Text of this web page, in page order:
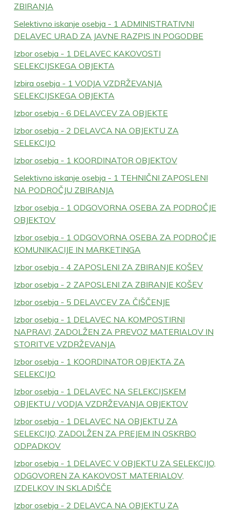
ZBIRANJA
Selektivno iskanje osebja - 1 ADMINISTRATIVNI
DELAVEC URAD ZA JAVNE RAZPIS IN POGODBE
Izbor osebja - 1 DELAVEC KAKOVOSTI
SELEKCIJSKEGA OBJEKTA
Izbira osebja - 1 VODJA VZDRŽEVANJA
SELEKCIJSKEGA OBJEKTA
Izbor osebja - 6 DELAVCEV ZA OBJEKTE
Izbor osebja - 2 DELAVCA NA OBJEKTU ZA
SELEKCIJO
Izbor osebja - 1 KOORDINATOR OBJEKTOV
Selektivno iskanje osebja - 1 TEHNIČNI ZAPOSLENI
NA PODROČJU ZBIRANJA
Izbor osebja - 1 ODGOVORNA OSEBA ZA PODROČJE
OBJEKTOV
Izbor osebja - 1 ODGOVORNA OSEBA ZA PODROČJE
KOMUNIKACIJE IN MARKETINGA
Izbor osebja - 4 ZAPOSLENI ZA ZBIRANJE KOŠEV
Izbor osebja - 2 ZAPOSLENI ZA ZBIRANJE KOŠEV
Izbor osebja - 5 DELAVCEV ZA ČIŠČENJE
Izbor osebja - 1 DELAVEC NA KOMPOSTIRNI
NAPRAVI, ZADOLŽEN ZA PREVOZ MATERIALOV IN
STORITVE VZDRŽEVANJA
Izbor osebja - 1 KOORDINATOR OBJEKTA ZA
SELEKCIJO
Izbor osebja - 1 DELAVEC NA SELEKCIJSKEM
OBJEKTU / VODJA VZDRŽEVANJA OBJEKTOV
Izbor osebja - 1 DELAVEC NA OBJEKTU ZA
SELEKCIJO, ZADOLŽEN ZA PREJEM IN OSKRBO
ODPADKOV
Izbor osebja - 1 DELAVEC V OBJEKTU ZA SELEKCIJO,
ODGOVOREN ZA KAKOVOST MATERIALOV,
IZDELKOV IN SKLADIŠČE
Izbor osebja - 2 DELAVCA NA OBJEKTU ZA